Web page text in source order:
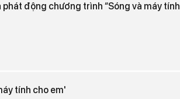
động chương trình “Sóng và máy tính
tính cho em'